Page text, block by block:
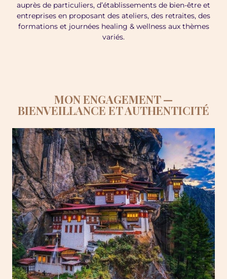
auprès de particuliers, d’établissements de bien-être et
entreprises en proposant des ateliers, des retraites, des
formations et journées healing & wellness aux thèmes
variés.
MON ENGAGEMENT —
BIENVEILLANCE ET AUTHENTICITÉ